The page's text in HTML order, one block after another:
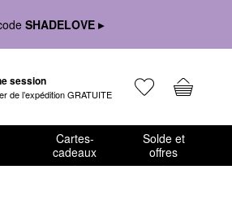
SHADELOVE ▸
session
de l’expédition GRATUITE
Cartes-
cadeaux
Solde et
offres